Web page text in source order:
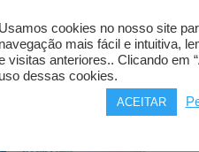
instalação e montagem
Usamos cookies no nosso site
navegação mais fácil e intuitiva,
visitas anteriores.. Clicando em
uso dessas cookies.
ACEITAR